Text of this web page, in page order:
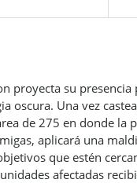
proyecta su
oscura. Una vez
de 275 en donde la
aplicará una
que estén
afectadas